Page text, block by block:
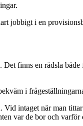
jobbigt i en
finns en rädsla
i
intaget när man
var de bor och